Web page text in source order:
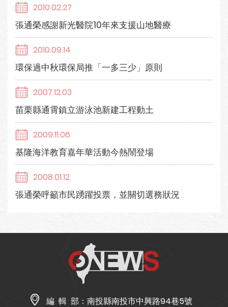
2010.02.27
張通榮感謝新光醫院10年來支援山地醫療
2010.09.14
環保過中秋環保局推「一多三少」原則
2007.12.03
苗栗縣通霄鎮立游泳池新建工程動土
2009.11.06
基隆海洋教育嘉年華活動今熱鬧登場
2008.01.12
張通榮呼籲市民踴躍投票，並關切選務狀況
編 輯 部： 南投縣南投市中興路94巷5號